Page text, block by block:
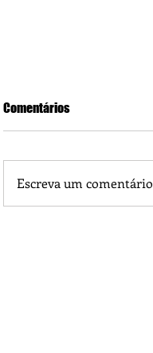
Comentários
Escreva um comentário